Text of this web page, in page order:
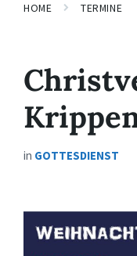
HOME TERMINE
in GOTTESDIENST